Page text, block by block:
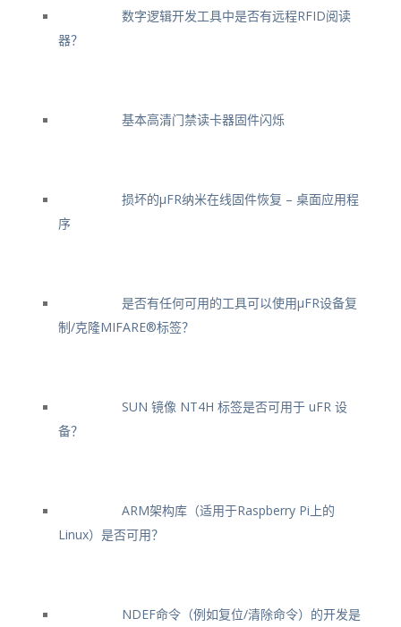
数字逻辑开发工具中是否有远程RFID阅读
器？
基本高清门禁读卡器固件闪烁
损坏的μFR纳米在线固件恢复 – 桌面应用程
序
是否有任何可用的工具可以使用μFR设备复
制/克隆MIFARE®标签？
SUN 镜像 NT4H 标签是否可用于 uFR 设
备？
ARM架构库（适用于Raspberry Pi上的
Linux）是否可用？
NDEF命令（例如复位/清除命令）的开发是